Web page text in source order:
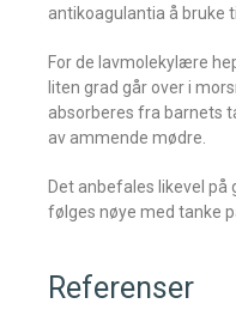
antikoagulantia å bruke
For de lavmolekylære
liten grad går over i
absorberes fra barnets
av ammende mødre.
Det anbefales likevel
følges nøye med tanke
Referenser